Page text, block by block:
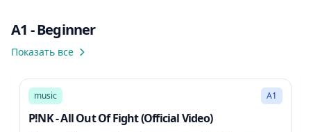
A1 - Beginner
Показать все
music A1
P!NK - All Out Of Fight (Official Video)